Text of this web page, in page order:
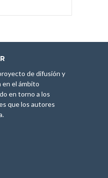
de difusión y
en el ámbito
en torno a los
que los autores